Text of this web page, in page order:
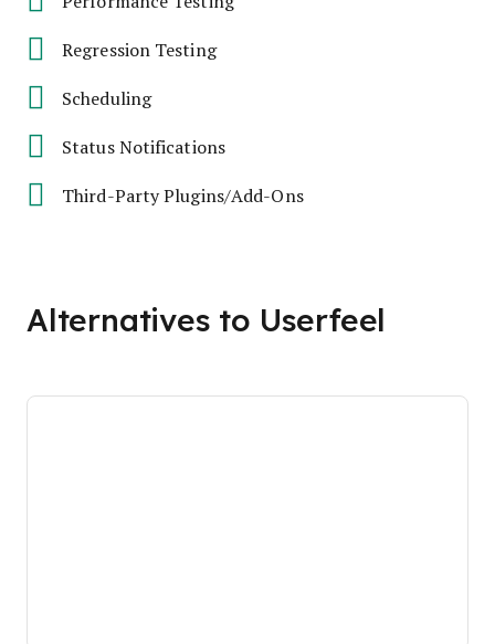
Regression Testing
Scheduling
Status Notifications
Third-Party Plugins/Add-Ons
Alternatives to Userfeel